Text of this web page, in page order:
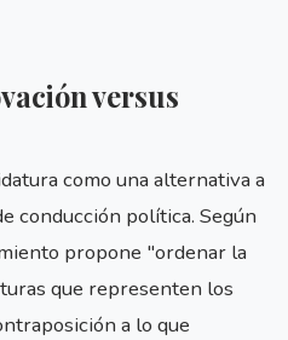
versus
como una alternativa a
conducción política. Según
propone "ordenar la
que representen los
a lo que